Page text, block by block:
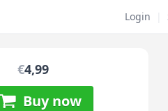
Login
€4,99
Buy now